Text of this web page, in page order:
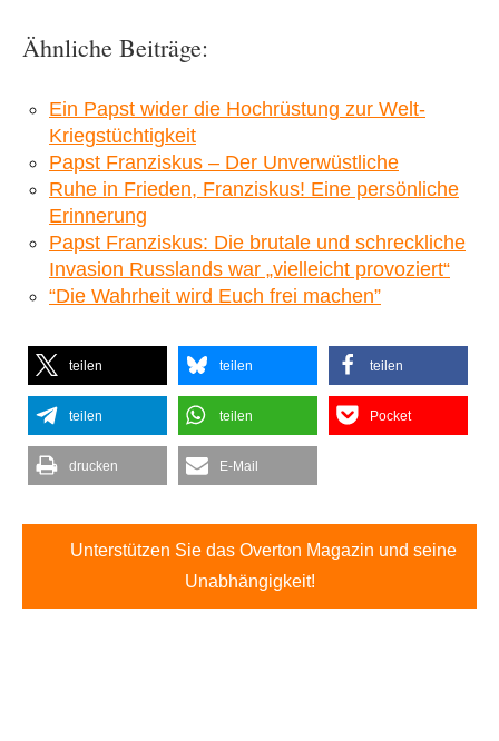
Ähnliche Beiträge:
Ein Papst wider die Hochrüstung zur Welt-
Kriegstüchtigkeit
Papst Franziskus – Der Unverwüstliche
Ruhe in Frieden, Franziskus! Eine persönliche
Erinnerung
Papst Franziskus: Die brutale und schreckliche
Invasion Russlands war „vielleicht provoziert“
“Die Wahrheit wird Euch frei machen”
teilen teilen teilen
teilen teilen Pocket
drucken E-Mail
Unterstützen Sie das Overton Magazin und seine
Unabhängigkeit!